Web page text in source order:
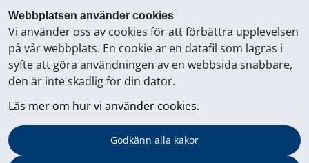
Webbplatsen använder cookies
Vi använder oss av cookies för att förbättra upplevelsen
på vår webbplats. En cookie är en datafil som lagras i
syfte att göra användningen av en webbsida snabbare,
den är inte skadlig för din dator.
Läs mer om hur vi använder cookies.
Godkänn alla kakor